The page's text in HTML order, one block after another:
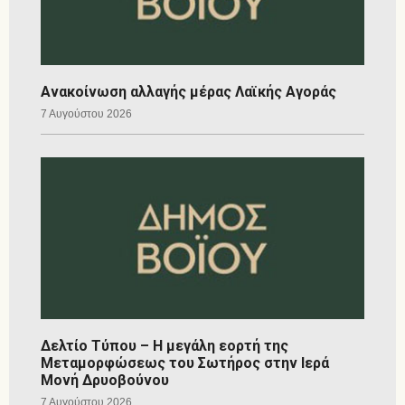
Ανακοίνωση αλλαγής μέρας Λαϊκής Αγοράς
7 Αυγούστου 2026
Δελτίο Τύπου – Η μεγάλη εορτή της
Μεταμορφώσεως του Σωτήρος στην Ιερά
Μονή Δρυοβούνου